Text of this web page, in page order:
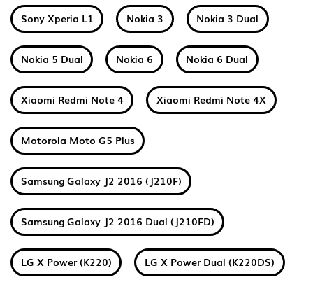
Sony Xperia L1 Nokia 3 Nokia 3 Dual
Nokia 5 Dual Nokia 6 Nokia 6 Dual
Xiaomi Redmi Note 4 Xiaomi Redmi Note 4X
Motorola Moto G5 Plus
Samsung Galaxy J2 2016 (J210F)
Samsung Galaxy J2 2016 Dual (J210FD)
LG X Power (K220) LG X Power Dual (K220DS)